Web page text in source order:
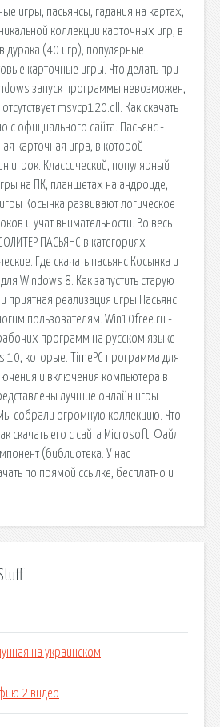
игры, пасьянсы, гадания на картах,
коллекции карточных игр, в
дурака (40 игр), популярные
карточные игры. Что делать при
запуск программы невозможен,
msvcp120.dll. Как скачать
с официального сайта. Пасьянс -
карточная игра, в которой
игрок. Классический, популярный
на ПК, планшетах на андроиде,
Косынка развивают логическое
и учат внимательности. Во весь
ПАСЬЯНС в категориях
Где скачать пасьянс Косынка и
Windows 8. Как запустить старую
приятная реализация игры Пасьянс
пользователям. Win10free.ru -
программ на русском языке
10, которые. TimePC программа для
и включения компьютера в
лучшие онлайн игры
собрали огромную коллекцию. Что
скачать его с сайта Microsoft. Файл
(библиотека. У нас
по прямой ссылке, бесплатно и
на украинском
2 видео